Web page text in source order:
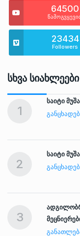
64500
23434
Followers
Სხვა Სიახლეები
1
საიტი
2
საიტი
3